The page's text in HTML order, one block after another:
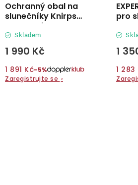
Ochranný obal na
slunečníky Knirps
Automatic
Skladem
1 990 Kč
1 891 Kč−5%
Zaregistrujte se ›
pro
1
1 283